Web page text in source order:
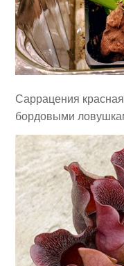
Саррацения
бордовыми